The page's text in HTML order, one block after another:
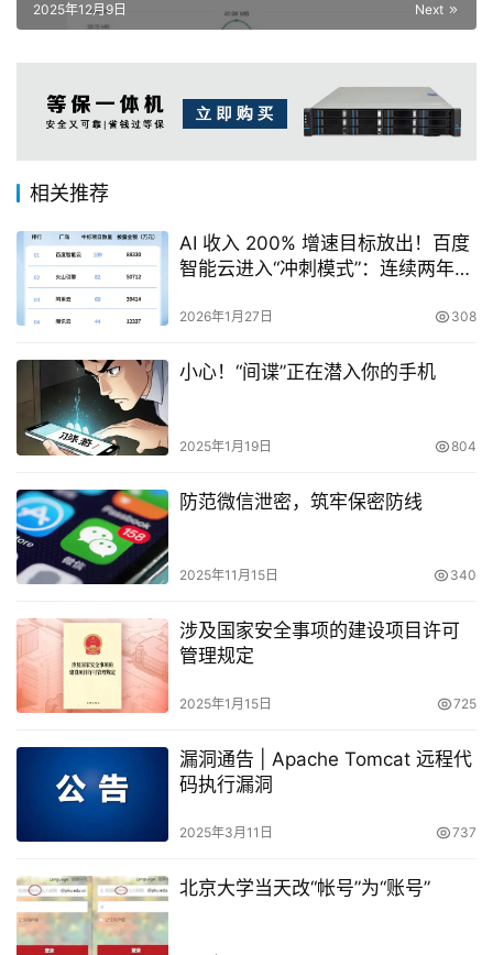
Next
2025年12月9日
相关推荐
AI 收入 200% 增速目标放出！百度
智能云进入“冲刺模式”：连续两年稳
2026年1月27日 308
小心！“间谍”正在潜入你的手机
2025年1月19日 804
防范微信泄密，筑牢保密防线
2025年11月15日 340
涉及国家安全事项的建设项目许可
管理规定
2025年1月15日 725
漏洞通告 | Apache Tomcat 远程代
码执行漏洞
2025年3月11日 737
北京大学当天改“帐号”为“账号”